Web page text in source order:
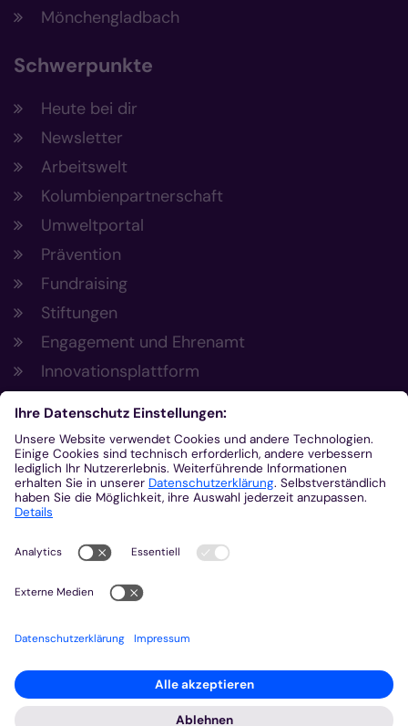
Mönchengladbach
Schwerpunkte
Heute bei dir
Newsletter
Arbeitswelt
Kolumbienpartnerschaft
Umweltportal
Prävention
Fundraising
Stiftungen
Engagement und Ehrenamt
Innovationsplattform
Aus der Plattform
Nachrichten
Veranstaltungen
Gottesdienste
Stellenangebote
Kirchenzeitung
Amtsblatt (Kirchlicher Anzeiger)
Rechtsdatenbank
Meldestelle gemäß Hinweisgeberschutzgesetz